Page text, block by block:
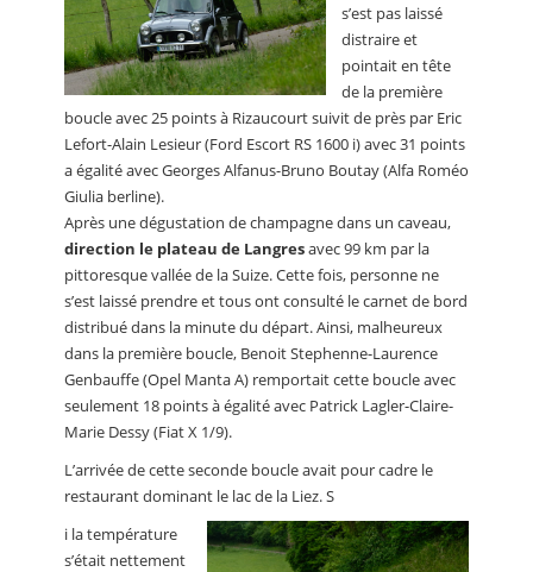
s’est pas laissé
distraire et
pointait en tête
de la première
boucle avec 25 points à Rizaucourt suivit de près par Eric
Lefort-Alain Lesieur (Ford Escort RS 1600 i) avec 31 points
a égalité avec Georges Alfanus-Bruno Boutay (Alfa Roméo
Giulia berline).
Après une dégustation de champagne dans un caveau,
direction le plateau de Langresavec 99 km par la
pittoresque vallée de la Suize. Cette fois, personne ne
s’est laissé prendre et tous ont consulté le carnet de bord
distribué dans la minute du départ. Ainsi, malheureux
dans la première boucle, Benoit Stephenne-Laurence
Genbauffe (Opel Manta A) remportait cette boucle avec
seulement 18 points à égalité avec Patrick Lagler-Claire-
Marie Dessy (Fiat X 1/9).
L’arrivée de cette seconde boucle avait pour cadre le
restaurant dominant le lac de la Liez. S
i la température
s’était nettement